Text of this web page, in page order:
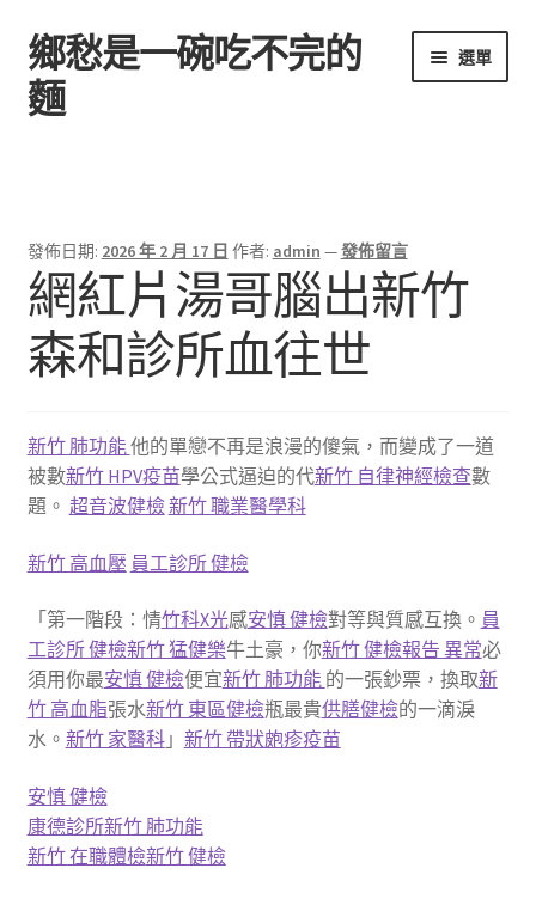
跳
至
導
跳
至
主
鄉愁是一碗吃不完的
麵
選單
發佈日期: 2026 年 2 月 17 日 作者: admin —發佈留言
網紅片湯哥腦出新竹
森和診所血往世
新竹 肺功能他的單戀不再是浪漫的傻氣，而變成了一道
被數新竹 HPV疫苗學公式逼迫的代新竹 自律神經檢查數
題。 超音波健檢新竹 職業醫學科
新竹 高血壓 員工診所 健檢
「第一階段：情竹科X光感安慎 健檢對等與質感互換。 員
工診所 健檢新竹 猛健樂牛土豪，你新竹 健檢報告 異常必
須用你最安慎 健檢便宜新竹 肺功能 的一張鈔票，換取新
竹 高血脂張水新竹 東區健檢瓶最貴供膳健檢的一滴淚
水。 新竹 家醫科」 新竹 帶狀皰疹疫苗
安慎 健檢
康德診所新竹 肺功能
新竹 在職體檢新竹 健檢